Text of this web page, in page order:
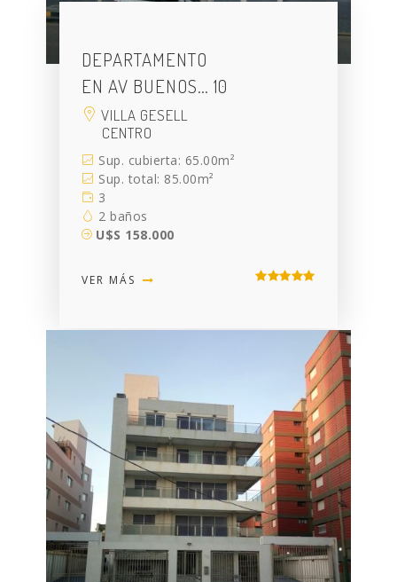
DEPARTAMENTO
EN AV BUENOS… 10
VILLA GESELL
CENTRO
Sup. cubierta: 65.00m²
Sup. total: 85.00m²
3
2 baños
U$S 158.000
VER MÁS